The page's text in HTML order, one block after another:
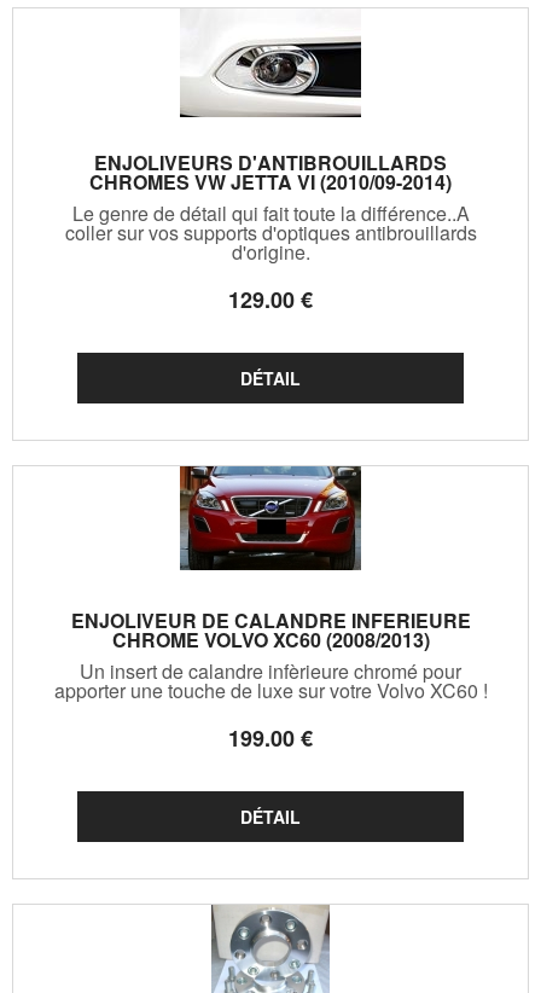
ENJOLIVEURS D'ANTIBROUILLARDS
CHROMES VW JETTA VI (2010/09-2014)
Le genre de détail qui fait toute la différence..A
coller sur vos supports d'optiques antibrouillards
d'origine.
129.00€
ENJOLIVEUR DE CALANDRE INFERIEURE
CHROME VOLVO XC60 (2008/2013)
Un insert de calandre infèrieure chromé pour
apporter une touche de luxe sur votre Volvo XC60 !
199.00€